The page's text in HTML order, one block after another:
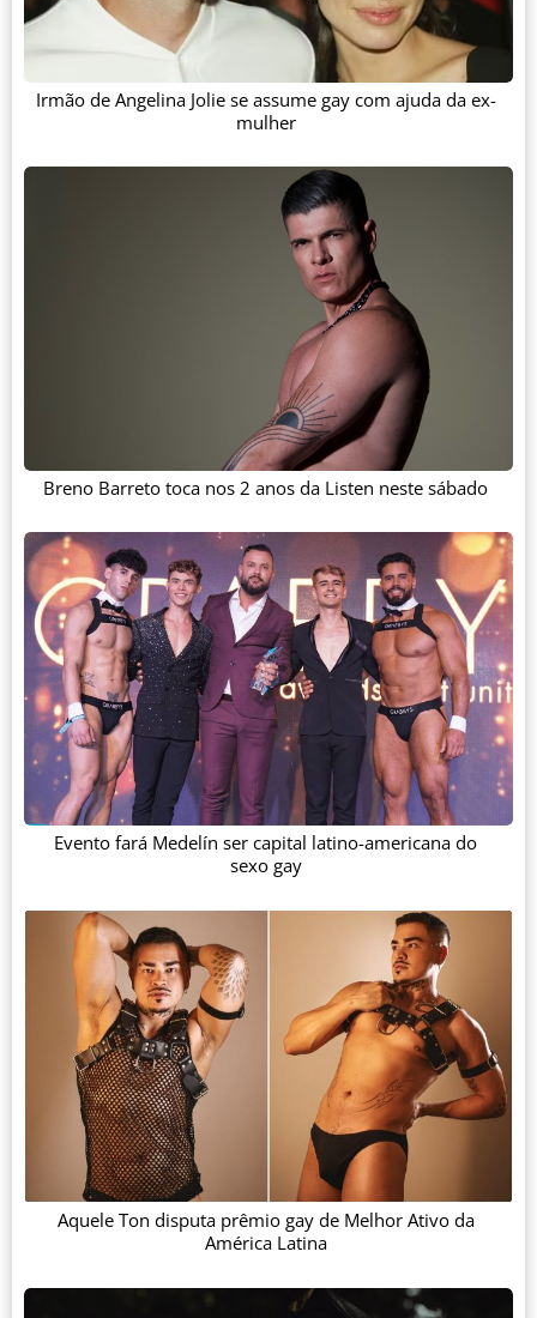
Irmão de Angelina Jolie se assume gay com ajuda da ex-
mulher
Breno Barreto toca nos 2 anos da Listen neste sábado
Evento fará Medelín ser capital latino-americana do
sexo gay
Aquele Ton disputa prêmio gay de Melhor Ativo da
América Latina